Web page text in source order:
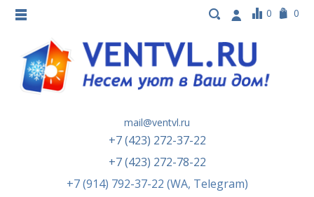
0 0
mail@ventvl.ru
+7 (423) 272-37-22
+7 (423) 272-78-22
+7 (914) 792-37-22 (WA, Telegram)